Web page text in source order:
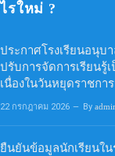
รใหม่ ?
ประกาศโรงเรียนอนุบ
ปรับการจัดการเรียนรู้
เนื่องในวันหยุดราชกา
22 กรกฎาคม 2026 By
ยืนยันข้อมูลนักเรียนใ